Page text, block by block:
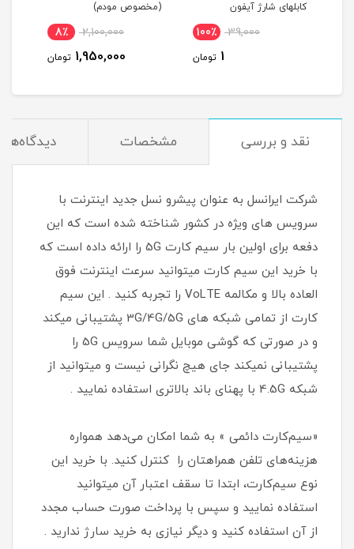
کابلهای شارژ آیفون
100٪
(مخصوص مودم)
8٪
1,950,000 تومان
نقد و بررسی مشخصات دیدگاه‌ها
شرکت ایرانسل به عنوان پیشرو نسل جدید اینترنت با
سرویس های ویژه در کشور شناخته شده است که این
دفعه برای اولین بار سیم کارت 5G را ارائه داده است که
با خرید این سیم کارت میتوانید سرعت اینترنت فوق
العاده بالا و مکالمه VoLTE را تجربه کنید . این سیم
کارت از تمامی شبکه های 3G/4G/5G پشتیبانی میکند
و در صورتی که گوشی موبایل شما سرویس 5G را
پشتیبانی نمیکند جای هیچ نگرانی نیست و میتوانید از
شبکه 4.5G با پهنای باند بالاتری استفاده نمایید .
«سیم‌کارت دائمی » به شما امکان می‌دهد همواره
هزینه‌های تلفن همراهتان را کنترل کنید. با خرید این
نوع سیم‌کارت، ابتدا تا سقف اعتبار آن میتوانید
استفاده نمایید و سپس با پرداخت صورت حساب مجدد
از آن استفاده کنید و دیگر نیازی به خرید سارژ ندارید .